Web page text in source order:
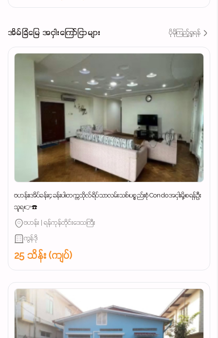
အိမ်ခြံမြေ အငှါးကြော်ငြာများ ပိုမိုကြည့်ရှုရန်
ဗဟန်း၊အိပ်ခန်း၄ခန်းပါ၊တက္ကသိုလ်ရိပ်သာလမ်းသစ်၊ပစ္စည်းစုံCondoအငှါးမို့၊စရန်ဦး
သူရ👉☎️
ဗဟန်း | ရန်ကုန်တိုင်းဒေသကြီး
ကွန်ဒို
25 သိန်း (ကျပ်)